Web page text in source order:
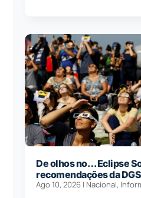
De olhos no… Eclipse
recomendações da
Ago 10, 2026 | Nacional,